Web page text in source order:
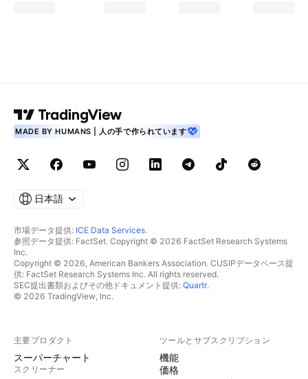
MADE BY HUMANS | 人の手で作られています
日本語
市場データ提供: ICE Data Services.
参照データ提供: FactSet. Copyright © 2026 FactSet Research Systems
Inc.
Copyright © 2026, American Bankers Association. CUSIPデータベース提
供: FactSet Research Systems Inc. All rights reserved.
SEC提出書類およびその他ドキュメント提供: Quartr.
© 2026 TradingView, Inc.
主要プロダクト
スーパーチャート
スクリーナー
ツールとサブスクリプション
機能
価格